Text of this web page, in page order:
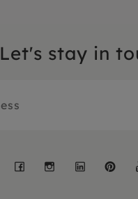
Let's stay in
Facebook